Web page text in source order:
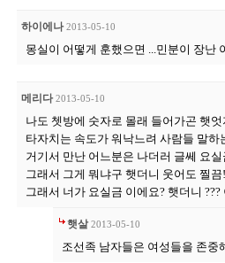
하이에나 2013-05-10
몽실이 어떻게 훈했으면 ...민분이 장난
메리다 2013-05-10
나도 쳇방에 숫자로 몰래 들어가곤 햇엇
타자치는 속도가 워낙느려 사람들 말하
거기서 만난 어느분은 나더러 글쎄 요
그래서 그게 뭐냐구 햇더니 웃어도 찔
그래서 너가 요실금 이에요? 햇더니
햇살 2013-05-10
조선족 남자들은 여성들을 존중